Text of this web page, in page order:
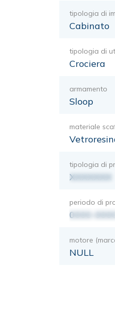
tipologia di
Cabinato
tipologia di
Crociera
armamento
Sloop
materiale
tipologia di
XXXXXXX
periodo di
0000-0000
motore
NULL